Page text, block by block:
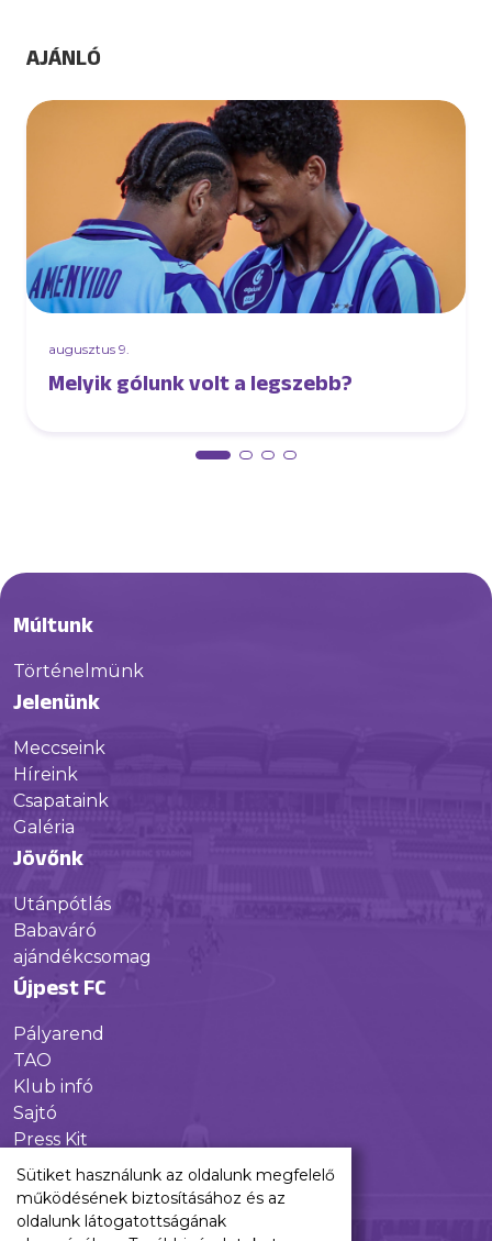
AJÁNLÓ
augusztus 9.
Melyik gólunk volt a legszebb?
Múltunk
Történelmünk
Jelenünk
Meccseink
Híreink
Csapataink
Galéria
Jövőnk
Utánpótlás
Babaváró
ajándékcsomag
Újpest FC
Pályarend
TAO
Klub infó
Sajtó
Press Kit
Újpest FC Shop
Digitális felületeink
Sütiket használunk az oldalunk megfelelő
működésének biztosításához és az
oldalunk látogatottságának